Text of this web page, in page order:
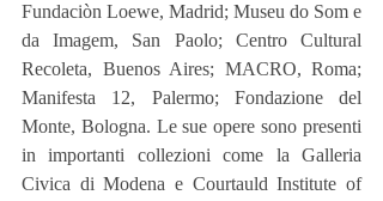
Fundaciòn Loewe, Madrid; Museu do Som e
da Imagem, San Paolo; Centro Cultural
Recoleta, Buenos Aires; MACRO, Roma;
Manifesta 12, Palermo; Fondazione del
Monte, Bologna. Le sue opere sono presenti
in importanti collezioni come la Galleria
Civica di Modena e Courtauld Institute of